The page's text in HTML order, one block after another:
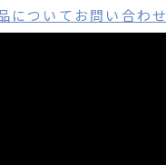
についてお問い合わせ